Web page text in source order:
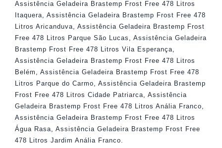
Assistência Geladeira Brastemp Frost Free 478 Litros
Itaquera, Assistência Geladeira Brastemp Frost Free 478
Litros Aricanduva, Assistência Geladeira Brastemp Frost
Free 478 Litros Parque São Lucas , Assistência Geladeira
Brastemp Frost Free 478 Litros Vila Esperança,
Assistência Geladeira Brastemp Frost Free 478 Litros
Belém , Assistência Geladeira Brastemp Frost Free 478
Litros Parque do Carmo, Assistência Geladeira Brastemp
Frost Free 478 Litros Cidade Patriarca, Assistência
Geladeira Brastemp Frost Free 478 Litros Anália Franco,
Assistência Geladeira Brastemp Frost Free 478 Litros
Água Rasa, Assistência Geladeira Brastemp Frost Free
478 Litros Jardim Anália Franco.